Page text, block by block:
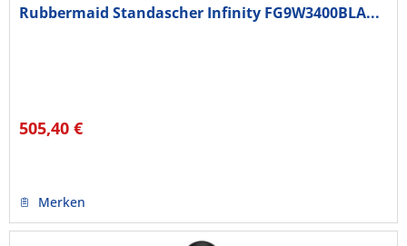
Rubbermaid Standascher Infinity FG9W3400BLA...
505,40 €
Merken